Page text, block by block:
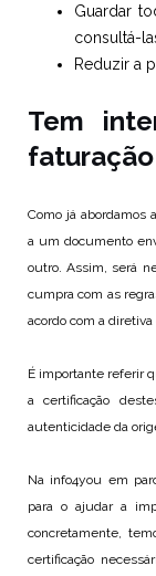
Guardar
consultá-
Reduzir a
Tem
Como já abordamos
a um documento
outro. Assim, será
cumpra com as
acordo com a
É importante referir
a certificação
autenticidade da
Na info4you em
para o ajudar a
concretamente,
certificação